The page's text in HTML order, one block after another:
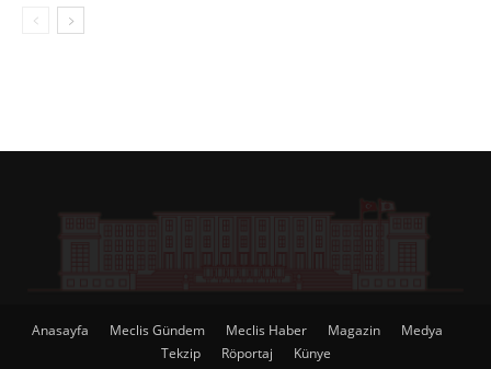
Anasayfa Meclis Gündem Meclis Haber Magazin
Medya
Tekzip
Röportaj Künye